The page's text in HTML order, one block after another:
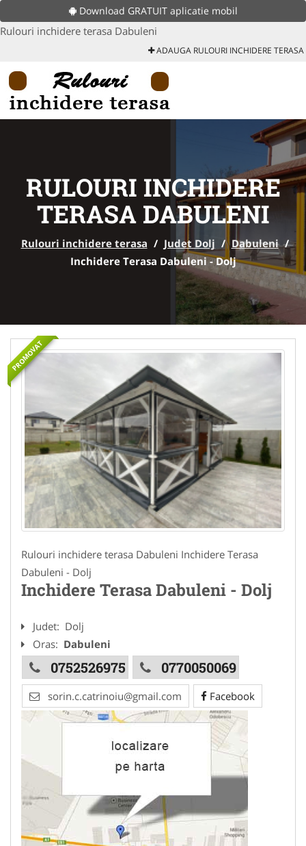
Download GRATUIT aplicatie mobil
Rulouri inchidere terasa Dabuleni
ADAUGA RULOURI INCHIDERE TERASA
RULOURI INCHIDERE
TERASA DABULENI
Rulouri inchidere terasa / Judet Dolj / Dabuleni /
Inchidere Terasa Dabuleni - Dolj
PROMOVAT
Rulouri inchidere terasa Dabuleni Inchidere Terasa
Dabuleni - Dolj
Inchidere Terasa Dabuleni - Dolj
Judet: Dolj
Oras: Dabuleni
0752526975 0770050069
sorin.c.catrinoiu@gmail.com Facebook